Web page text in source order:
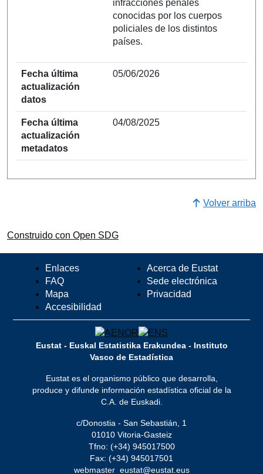
infracciones penales
conocidas por los cuerpos
policiales de los distintos
países.
Fecha última
actualización
datos
05/06/2026
Fecha última
actualización
metadatos
04/08/2025
Volver arriba
Construido con Open SDG
Enlaces
FAQ
Mapa
Accesibilidad
Acerca de Eustat
Sede electrónica
Privacidad
Eustat - Euskal Estatistika Erakundea - Instituto
Vasco de Estadística
Eustat es el organismo público que desarrolla,
produce y difunde información estadística oficial de la
C.A. de Euskadi.
c/Donostia - San Sebastián, 1
01010 Vitoria-Gasteiz
Tfno: (+34) 945017500
Fax: (+34) 945017501
webmaster_eustat@eustat.eus